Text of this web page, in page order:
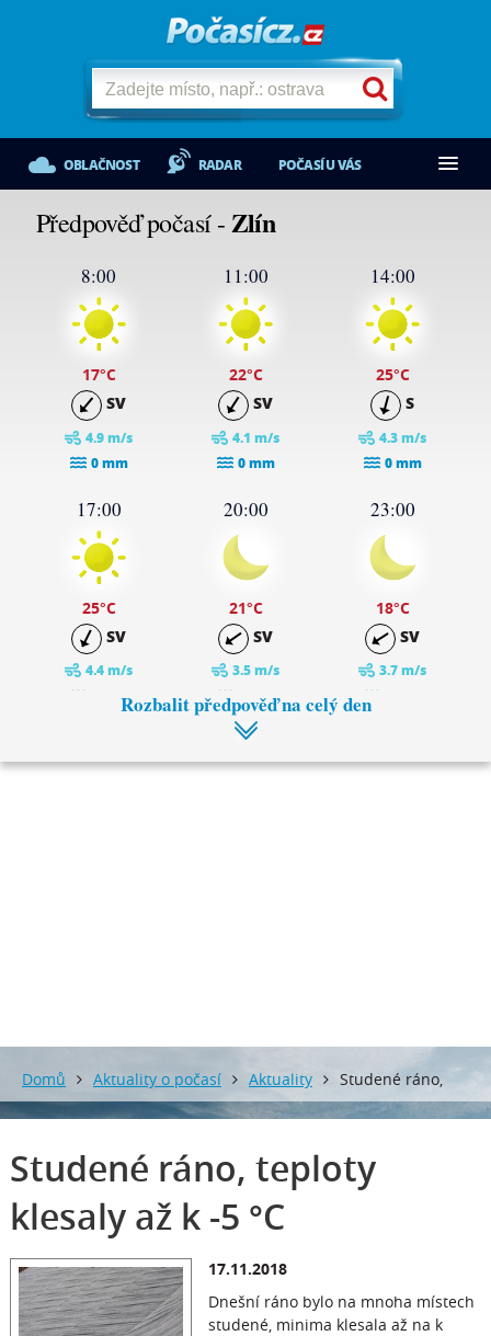
OBLAČNOST RADAR POČASÍ U VÁS
Předpověď počasí -Zlín
8:00
17°C
SV
4.9 m/s
0 mm
11:00
22°C
SV
4.1 m/s
0 mm
14:00
25°C
S
4.3 m/s
0 mm
17:00
25°C
SV
4.4 m/s
0 mm
20:00
21°C
SV
3.5 m/s
0 mm
23:00
18°C
SV
3.7 m/s
Rozbalit předpověď na celý den
Domů Aktuality o počasí Aktuality Studené ráno,
teploty klesaly až k -5 °C
Studené ráno, teploty
klesaly až k -5 °C
17.11.2018
Dnešní ráno bylo na mnoha místech
studené, minima klesala až na k